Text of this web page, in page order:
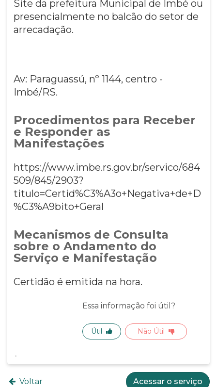
Site da prefeitura Municipal de Imbé ou
presencialmente no balcão do setor de
arrecadação.
Av: Paraguassú, nº 1144, centro -
Imbé/RS.
Procedimentos para Receber
e Responder as
Manifestações
https://www.imbe.rs.gov.br/servico/684
509/845/2903?
titulo=Certid%C3%A3o+Negativa+de+D
%C3%A9bito+Geral
Mecanismos de Consulta
sobre o Andamento do
Serviço e Manifestação
Certidão é emitida na hora.
Essa informação foi útil?
Útil Não Útil
Voltar Acessar o serviço